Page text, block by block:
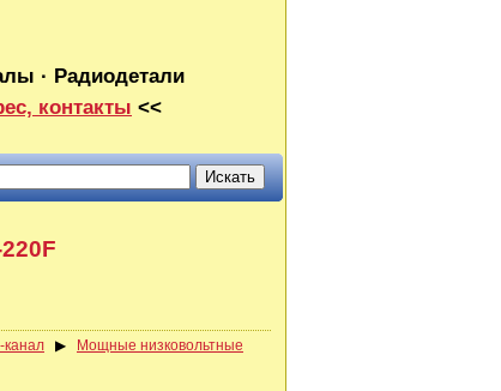
· Радиодетали
контакты <<
канал ▶ Мощные низковольтные